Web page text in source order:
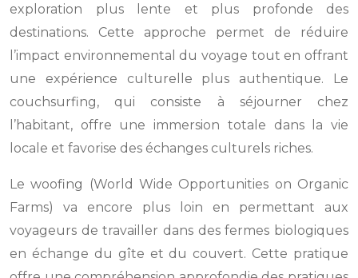
exploration plus lente et plus profonde des
destinations. Cette approche permet de réduire
l’impact environnemental du voyage tout en offrant
une expérience culturelle plus authentique. Le
couchsurfing, qui consiste à séjourner chez
l’habitant, offre une immersion totale dans la vie
locale et favorise des échanges culturels riches.
Le woofing (World Wide Opportunities on Organic
Farms) va encore plus loin en permettant aux
voyageurs de travailler dans des fermes biologiques
en échange du gîte et du couvert. Cette pratique